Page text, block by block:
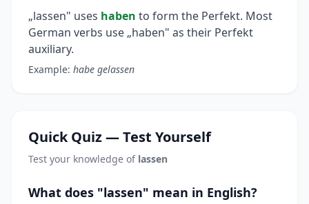
„lassen" uses haben to form the Perfekt. Most
German verbs use „haben" as their Perfekt
auxiliary.
Example: habe gelassen
Quick Quiz — Test Yourself
Test your knowledge of lassen
What does "lassen" mean in English?